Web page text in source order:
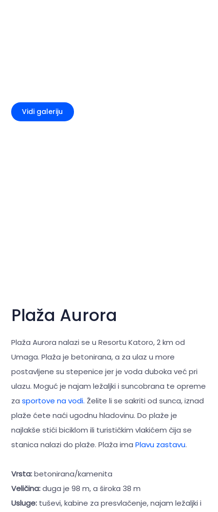
Vidi galeriju
Plaža Aurora
Plaža Aurora nalazi se u Resortu Katoro, 2 km od
Umaga. Plaža je betonirana, a za ulaz u more
postavljene su stepenice jer je voda duboka već pri
ulazu. Moguć je najam ležaljki i suncobrana te opreme
za sportove na vodi. Želite li se sakriti od sunca, iznad
plaže ćete naći ugodnu hladovinu. Do plaže je
najlakše stići biciklom ili turističkim vlakićem čija se
stanica nalazi do plaže. Plaža ima Plavu zastavu.
Vrsta:betonirana/kamenita
Veličina:duga je 98 m, a široka 38 m
Usluge: tuševi, kabine za presvlačenje, najam ležaljki i